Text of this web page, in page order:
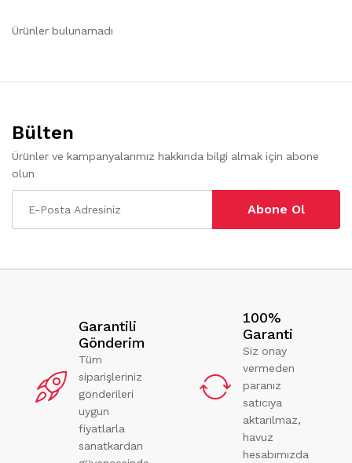
Ürünler bulunamadı
Bülten
Ürünler ve kampanyalarımız hakkında bilgi almak için abone
olun
Abone Ol
Garantili
Gönderim
Tüm
siparişleriniz
gönderileri
uygun
fiyatlarla
sanatkardan
100%
Garanti
Siz onay
vermeden
paranız
satıcıya
aktarılmaz,
havuz
hesabımızda